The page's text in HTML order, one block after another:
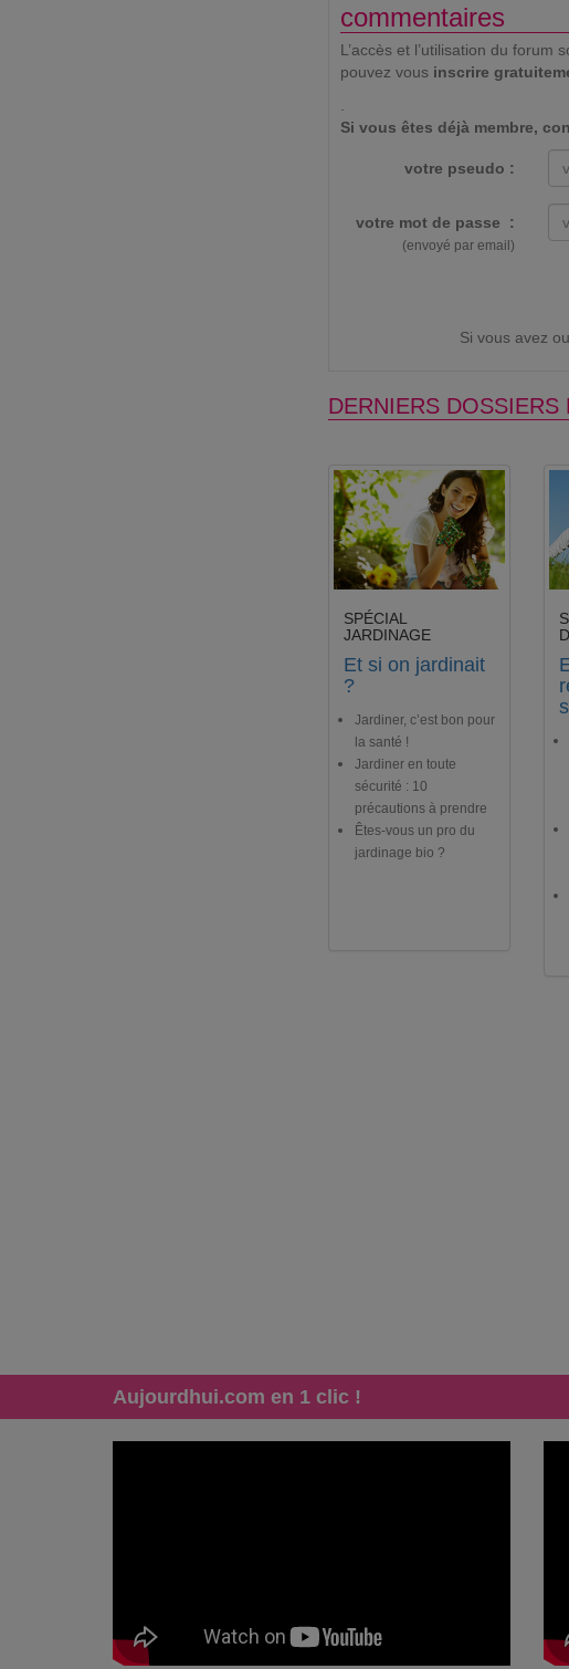
commentaires
L’accès et l’utilisation du
pouvez vous inscrire
Si vous êtes déjà membre,
votre pseudo :
votre mot de passe :
(envoyé par email)
Si vous avez
DERNIERS DOSSIERS
SPÉCIAL
JARDINAGE
Et si on jardinait
?
Jardiner, c’est bon pour
la santé !
Jardiner en toute
sécurité : 10
précautions à prendre
Êtes-vous un pro du
jardinage bio ?
Aujourdhui.com en 1 clic !